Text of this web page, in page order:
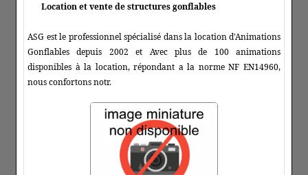
Location et vente de structures gonflables
ASG est le professionnel spécialisé dans la location d'Animations
Gonflables depuis 2002 et Avec plus de 100 animations
disponibles à la location, répondant a la norme NF EN14960,
nous confortons notr.